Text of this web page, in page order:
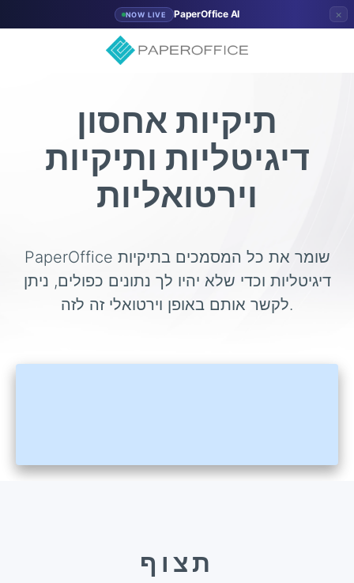
NOW LIVE PaperOffice AI ×
תיקיות אחסון
דיגיטליות ותיקיות
וירטואליות
PaperOffice שומר את כל המסמכים בתיקיות
דיגיטליות וכדי שלא יהיו לך נתונים כפולים, ניתן
לקשר אותם באופן וירטואלי זה לזה.
תצוף